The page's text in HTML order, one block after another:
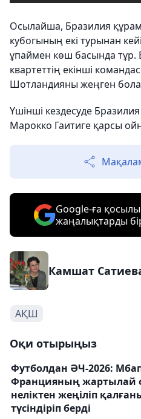
Осылайша, Бразилия
кубогының екі турынан
ұпаймен көш басында тұр.
квартеттің екінші
Шотландияны жеңген
Үшінші кездесуде
Марокко Гаитиге қарсы
Google-ға
жаңалықтарды
Камшат
АҚШ
Оқи отырыңыз
Футболдан ӘЧ-2026:
Францияның жартылай
неліктен жеңіліп
түсіндіріп берді